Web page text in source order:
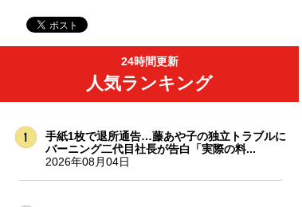
24時間更新
人気ランキング
手紙1枚で退所通告…藤あや子の独立トラブルに
バーニング二代目社長が告白「実際の料...
2026年08月04日